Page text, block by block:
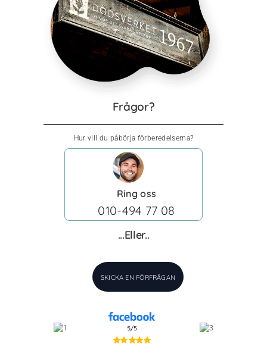
Frågor?
Hur vill du påbörja förberedelserna?
Ring oss
010-494 77 08
...Eller..
SKICKA EN FÖRFRÅGAN